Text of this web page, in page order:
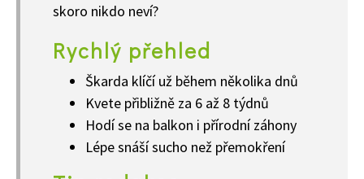
skoro nikdo neví?
Rychlý přehled
Škarda klíčí už během několika dnů
Kvete přibližně za 6 až 8 týdnů
Hodí se na balkon i přírodní záhony
Lépe snáší sucho než přemokření